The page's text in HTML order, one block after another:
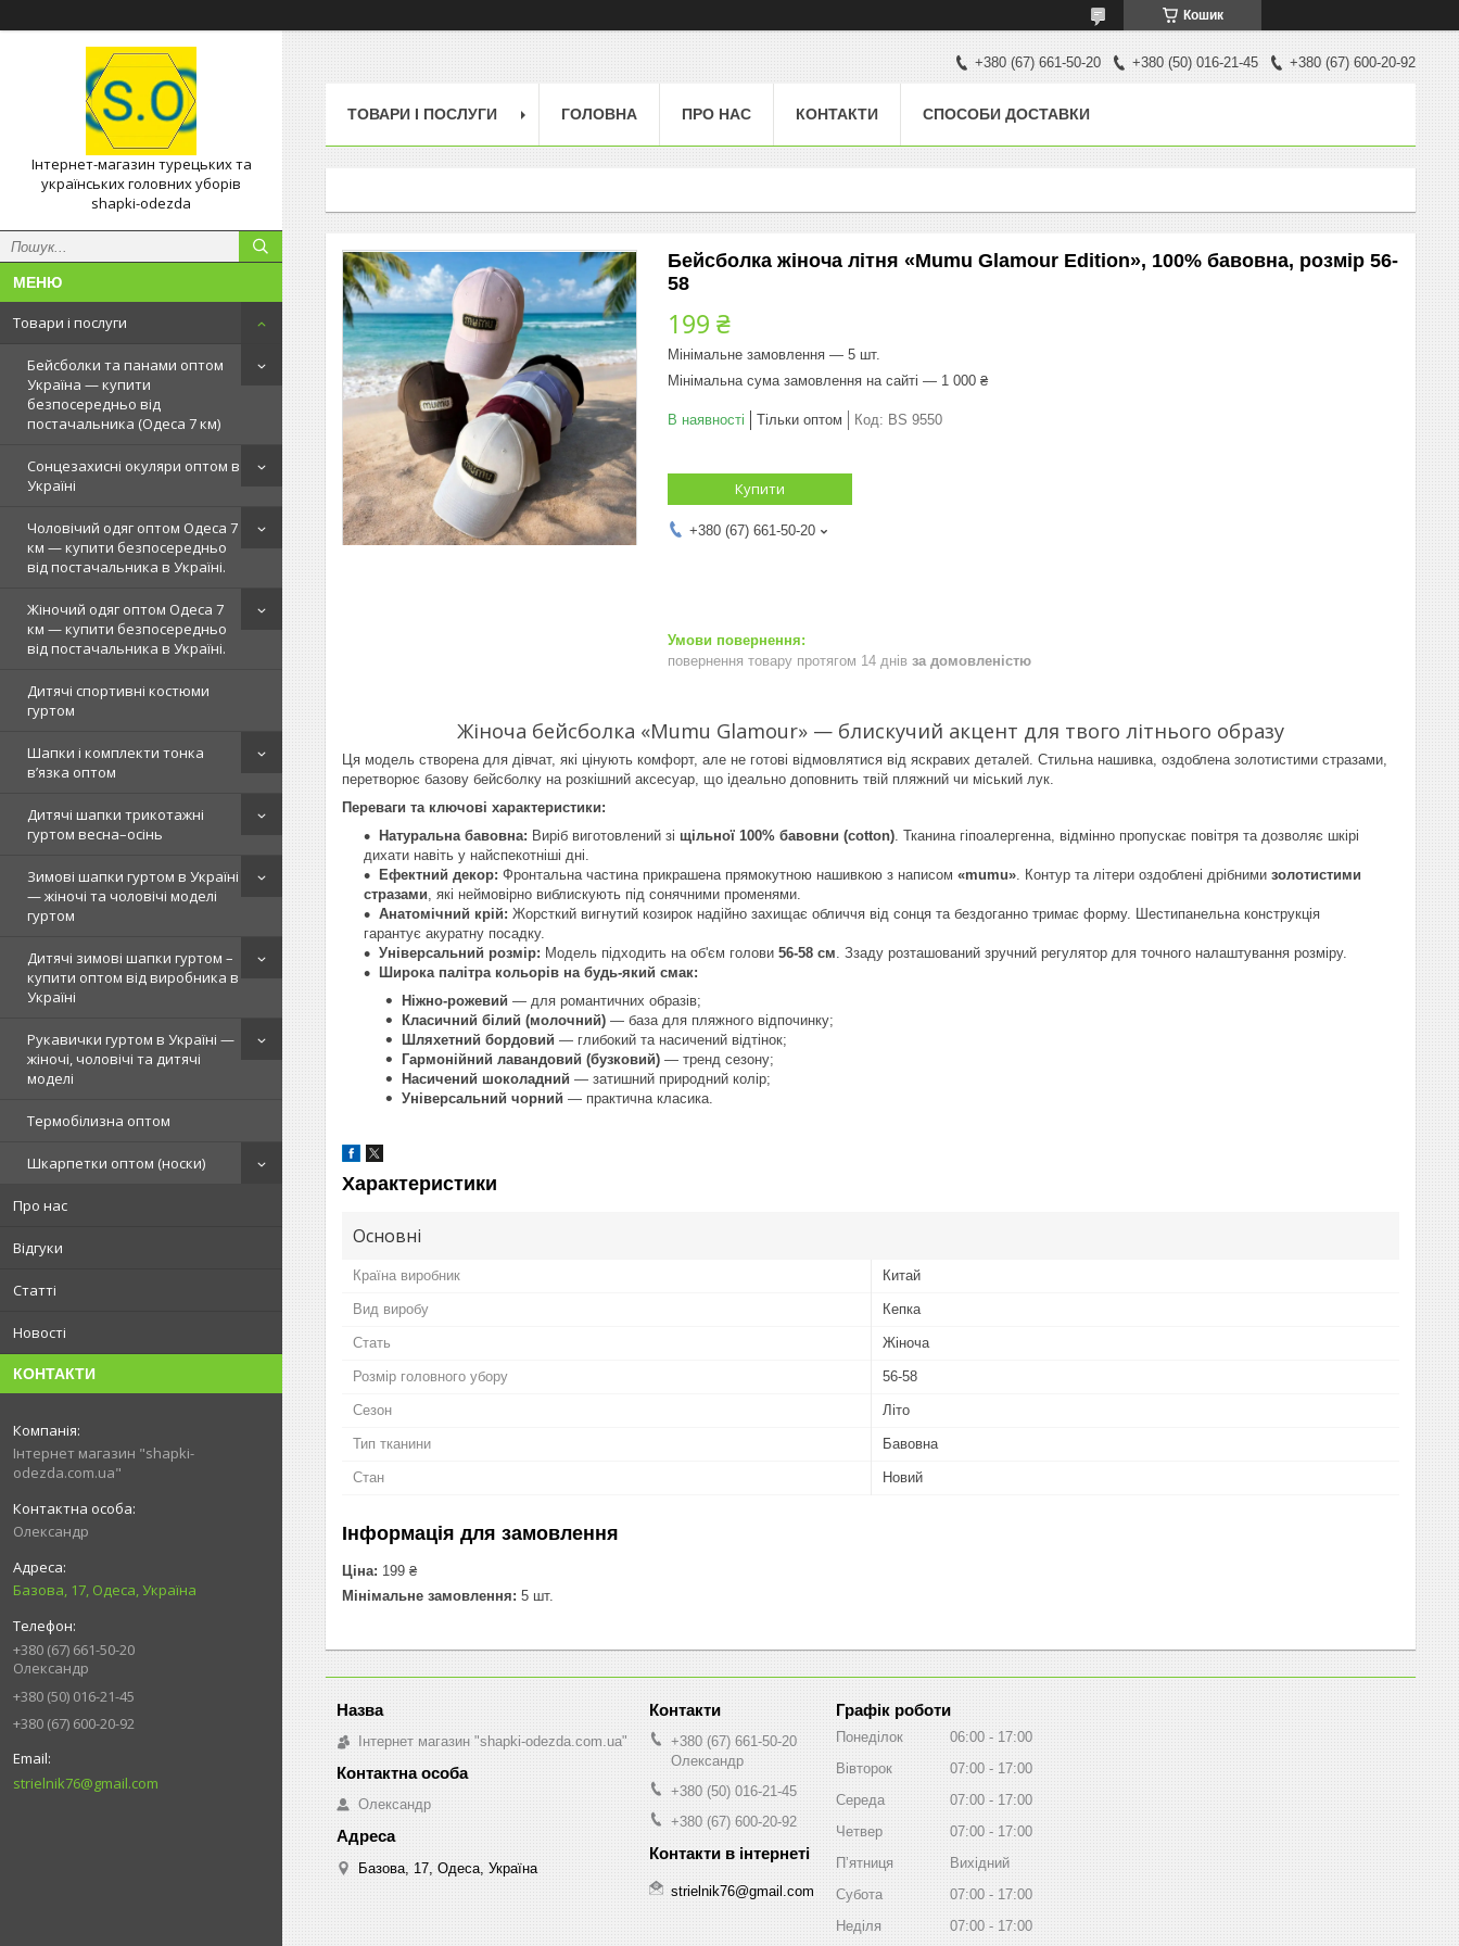
Кошик
Інтернет-магазин турецьких та
українських головних уборів
shapki-odezda
Товари і послуги
Бейсболки та панами оптом
Україна — купити
безпосередньо від
постачальника (Одеса 7 км)
Сонцезахисні окуляри оптом в
Україні
Чоловічий одяг оптом Одеса 7
км — купити безпосередньо
від постачальника в Україні.
Жіночий одяг оптом Одеса 7
км — купити безпосередньо
від постачальника в Україні.
Дитячі спортивні костюми
гуртом
Шапки і комплекти тонка
в’язка оптом
Дитячі шапки трикотажні
гуртом весна–осінь
Зимові шапки гуртом в Україні
— жіночі та чоловічі моделі
гуртом
Дитячі зимові шапки гуртом –
купити оптом від виробника в
Україні
Рукавички гуртом в Україні —
жіночі, чоловічі та дитячі
моделі
Термобілизна оптом
Шкарпетки оптом (носки)
Про нас
Відгуки
Статті
Новості
КОНТАКТИ
Інтернет магазин "shapki-
odezda.com.ua"
Олександр
Базова, 17, Одеса, Україна
+380 (67) 661-50-20
Олександр
+380 (50) 016-21-45
+380 (67) 600-20-92
strielnik76@gmail.com
+380 (67) 661-50-20 +380 (50) 016-21-45 +380 (67) 600-20-92
ТОВАРИ І ПОСЛУГИ ГОЛОВНА ПРО НАС КОНТАКТИ СПОСОБИ ДОСТАВКИ
Бейсболка жіноча літня «Mumu Glamour Edition», 100% бавовна, розмір 56-
58
199 ₴
Мінімальне замовлення — 5 шт.
Мінімальна сума замовлення на сайті — 1 000 ₴
В наявності Тільки оптом Код: BS 9550
Купити
+380 (67) 661-50-20
повернення товару протягом 14 днів за домовленістю
Жіноча бейсболка «Mumu Glamour» — блискучий акцент для твого літнього образу
Ця модель створена для дівчат, які цінують комфорт, але не готові відмовлятися від яскравих деталей. Стильна нашивка, оздоблена золотистими стразами,
перетворює базову бейсболку на розкішний аксесуар, що ідеально доповнить твій пляжний чи міський лук.
Переваги та ключові характеристики:
Натуральна бавовна: Виріб виготовлений зі щільної 100% бавовни (cotton) . Тканина гіпоалергенна, відмінно пропускає повітря та дозволяє шкірі
дихати навіть у найспекотніші дні.
Ефектний декор: Фронтальна частина прикрашена прямокутною нашивкою з написом «mumu» . Контур та літери оздоблені дрібними золотистими
стразами , які неймовірно виблискують під сонячними променями.
Анатомічний крій: Жорсткий вигнутий козирок надійно захищає обличчя від сонця та бездоганно тримає форму. Шестипанельна конструкція
гарантує акуратну посадку.
Універсальний розмір: Модель підходить на об'єм голови 56-58 см . Ззаду розташований зручний регулятор для точного налаштування розміру.
Широка палітра кольорів на будь-який смак:
Ніжно-рожевий — для романтичних образів;
Класичний білий (молочний) — база для пляжного відпочинку;
Шляхетний бордовий — глибокий та насичений відтінок;
Гармонійний лавандовий (бузковий) — тренд сезону;
Насичений шоколадний — затишний природний колір;
Універсальний чорний — практична класика.
Характеристики
Основні
Країна виробник Китай
Вид виробу Кепка
Стать Жіноча
Розмір головного убору 56-58
Сезон Літо
Тип тканини Бавовна
Стан Новий
Інформація для замовлення
Ціна: 199 ₴
Мінімальне замовлення: 5 шт.
Інтернет магазин "shapki-odezda.com.ua"
Олександр
Базова, 17, Одеса, Україна
+380 (67) 661-50-20
Олександр
+380 (50) 016-21-45
+380 (67) 600-20-92
strielnik76@gmail.com
Графік роботи
Понеділок 06:00
17:00
Вівторок
07:00
17:00
Середа
07:00
17:00
Четвер
07:00
17:00
Пʼятниця
Вихідний
Субота
07:00
17:00
Неділя
07:00 17:00